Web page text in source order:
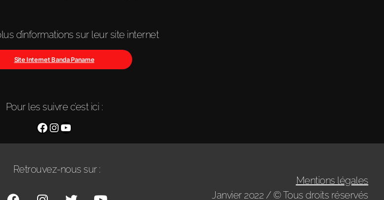
d’informations sur leur site internet
Site Internet Banda Paname
Pour les suivre c’est ici :
Retrouvez-nous sur :
Mentions légales
Janvier 2022 / © Tous droits réservés